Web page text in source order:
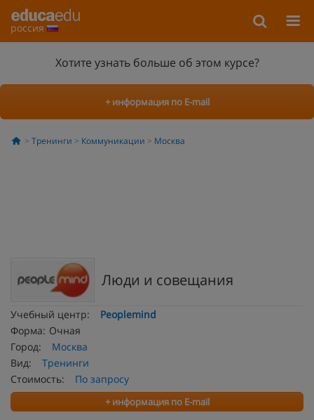
россия
Хотите узнать больше об этом курсе?
+ информация по E-mail
Тренинги Коммуникации Москва
Люди и совещания
Учебный центр:
Peoplemind
Форма: Очная
Город:
Москва
Вид:
Тренинги
Стоимость:
По запросу
+ информация по E-mail